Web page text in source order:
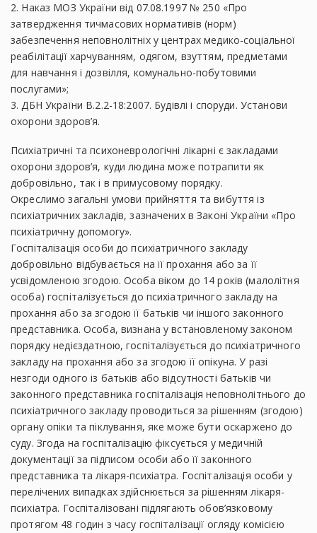
2. Наказ МОЗ України від 07.08.1997 № 250 «Про
затвердження тичмасових нормативів (норм)
забезпечення неповнолітніх у центрах медико-соціальної
реабілітації харчуванням, одягом, взуттям, предметами
для навчання і дозвілля, комунально-побутовими
послугами»;
3. ДБН України В.2.2-18:2007. Будівлі і споруди. Установи
охорони здоров’я.
Психіатричні та психоневрологічні лікарні є закладами
охорони здоров’я, куди людина може потрапити як
добровільно, так і в примусовому порядку.
Окреслимо загальні умови прийняття та вибуття із
психіатричних закладів, зазначених в Законі України «Про
психіатричну допомогу».
Госпіталізація особи до психіатричного закладу
добровільно відбувається на її прохання або за її
усвідомленою згодою. Особа віком до 14 років (малолітня
особа) госпіталізується до психіатричного закладу на
прохання або за згодою її батьків чи іншого законного
представника. Особа, визнана у встановленому законом
порядку недієздатною, госпіталізується до психіатричного
закладу на прохання або за згодою її опікуна. У разі
незгоди одного із батьків або відсутності батьків чи
законного представника госпіталізація неповнолітнього до
психіатричного закладу проводиться за рішенням (згодою)
органу опіки та піклування, яке може бути оскаржено до
суду. Згода на госпіталізацію фіксується у медичній
документації за підписом особи або її законного
представника та лікаря-психіатра. Госпіталізація особи у
перелічених випадках здійснюється за рішенням лікаря-
психіатра. Госпіталізовані підлягають обов’язковому
протягом 48 годин з часу госпіталізації огляду комісією